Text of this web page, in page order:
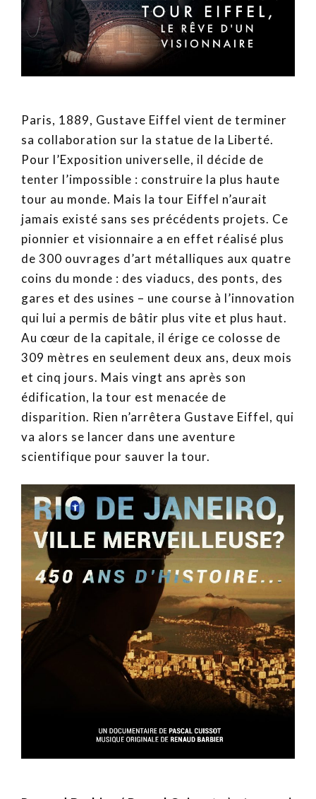
Paris, 1889, Gustave Eiffel vient de terminer
sa collaboration sur la statue de la Liberté.
Pour l’Exposition universelle, il décide de
tenter l’impossible : construire la plus haute
tour au monde. Mais la tour Eiffel n’aurait
jamais existé sans ses précédents projets. Ce
pionnier et visionnaire a en effet réalisé plus
de 300 ouvrages d’art métalliques aux quatre
coins du monde : des viaducs, des ponts, des
gares et des usines – une course à l’innovation
qui lui a permis de bâtir plus vite et plus haut.
Au cœur de la capitale, il érige ce colosse de
309 mètres en seulement deux ans, deux mois
et cinq jours. Mais vingt ans après son
édification, la tour est menacée de
disparition. Rien n’arrêtera Gustave Eiffel, qui
va alors se lancer dans une aventure
scientifique pour sauver la tour.